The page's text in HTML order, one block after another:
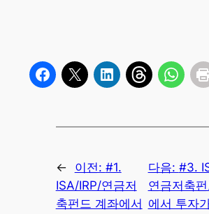
← 이전: #1.
ISA/IRP/연금저
축펀드 계좌에서
다음: #3.
연금저축
에서 투자